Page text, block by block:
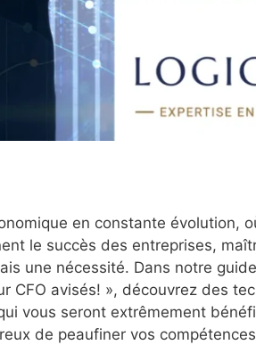
en constante évolution,
le succès des entreprises,
une nécessité. Dans notre
CFO avisés! », découvrez des
vous seront extrêmement
de peaufiner vos